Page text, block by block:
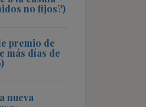
no fijos?)
premio de
más días de
nueva